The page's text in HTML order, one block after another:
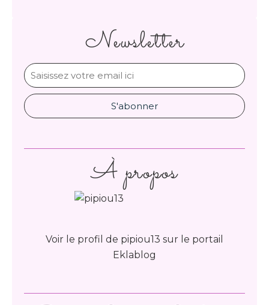
Newsletter
À propos
Voir le profil de pipiou13 sur le portail
Eklablog